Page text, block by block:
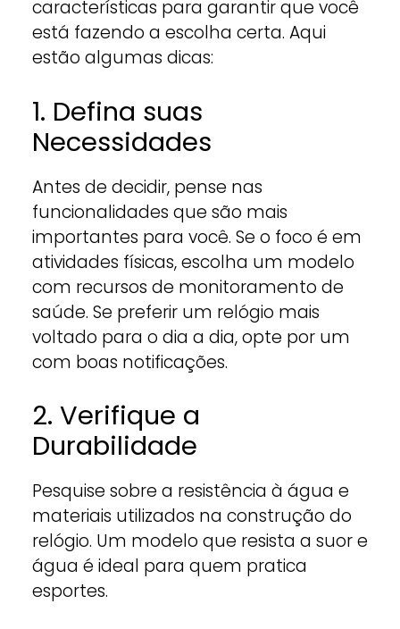
características para garantir que você
está fazendo a escolha certa. Aqui
estão algumas dicas:
1. Defina suas
Necessidades
Antes de decidir, pense nas
funcionalidades que são mais
importantes para você. Se o foco é em
atividades físicas, escolha um modelo
com recursos de monitoramento de
saúde. Se preferir um relógio mais
voltado para o dia a dia, opte por um
com boas notificações.
2. Verifique a
Durabilidade
Pesquise sobre a resistência à água e
materiais utilizados na construção do
relógio. Um modelo que resista a suor e
água é ideal para quem pratica
esportes.